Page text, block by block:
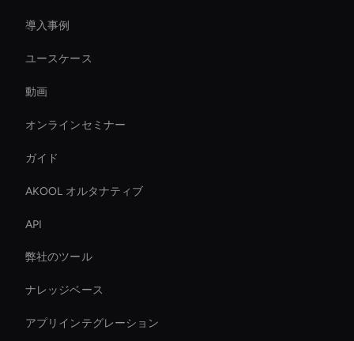
導入事例
ユースケース
動画
オンラインセミナー
ガイド
AKOOL オルタナティブ
API
弊社のツール
ナレッジベース
アプリインテグレーション